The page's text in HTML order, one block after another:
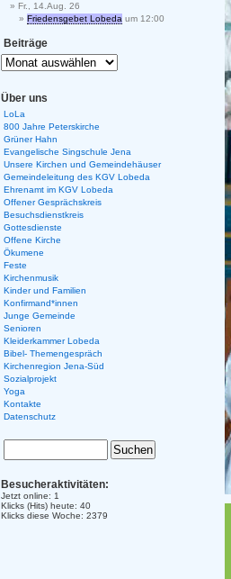
Fr., 14.Aug. 26
Friedensgebet Lobeda um 12:00
Beiträge
Über uns
LoLa
800 Jahre Peterskirche
Grüner Hahn
Evangelische Singschule Jena
Unsere Kirchen und Gemeindehäuser
Gemeindeleitung des KGV Lobeda
Ehrenamt im KGV Lobeda
Offener Gesprächskreis
Besuchsdienstkreis
Gottesdienste
Offene Kirche
Ökumene
Feste
Kirchenmusik
Kinder und Familien
Konfirmand*innen
Junge Gemeinde
Senioren
Kleiderkammer Lobeda
Bibel- Themengespräch
Kirchenregion Jena-Süd
Sozialprojekt
Yoga
Kontakte
Datenschutz
Besucheraktivitäten:
Jetzt online: 1
Klicks (Hits) heute: 40
Klicks diese Woche: 2379